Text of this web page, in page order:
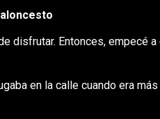
disfrutar. Entonces, empecé
en la calle cuando era